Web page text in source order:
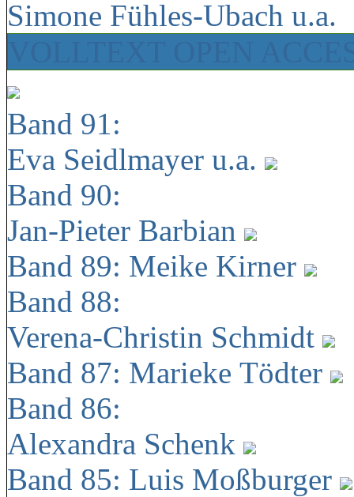
Simone Fühles-Ubach u.a.
Band 91:
Eva Seidlmayer u.a.
Band 90:
Jan-Pieter Barbian
Band 89: Meike Kirner
Band 88:
Verena-Christin Schmidt
Band 87: Marieke Tödter
Band 86:
Alexandra Schenk
Band 85: Luis Moßburger